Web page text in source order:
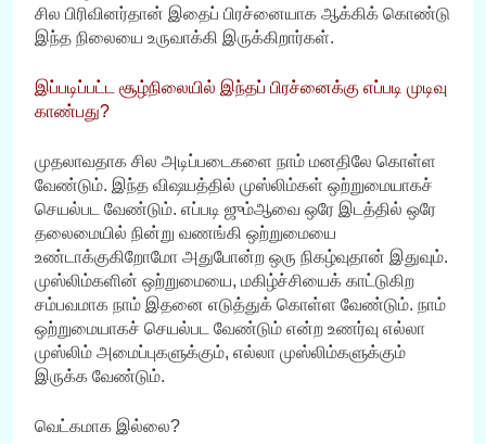
சில பிரிவினர்தான் இதைப் பிரச்னையாக ஆக்கிக் கொண்டு
இந்த நிலையை உருவாக்கி இருக்கிறார்கள்.
இப்படிப்பட்ட சூழ்நிலையில் இந்தப் பிரச்னைக்கு எப்படி முடிவு
காண்பது?
முதலாவதாக சில அடிப்படைகளை நாம் மனதிலே கொள்ள
வேண்டும். இந்த விஷயத்தில் முஸ்லிம்கள் ஒற்றுமையாகச்
செயல்பட வேண்டும். எப்படி ஜும்ஆவை ஒரே இடத்தில் ஒரே
தலைமையில் நின்று வணங்கி ஒற்றுமையை
உண்டாக்குகிறோமோ அதுபோன்ற ஒரு நிகழ்வுதான் இதுவும்.
முஸ்லிம்களின் ஒற்றுமையை, மகிழ்ச்சியைக் காட்டுகிற
சம்பவமாக நாம் இதனை எடுத்துக் கொள்ள வேண்டும். நாம்
ஒற்றுமையாகச் செயல்பட வேண்டும் என்ற உணர்வு எல்லா
முஸ்லிம் அமைப்புகளுக்கும், எல்லா முஸ்லிம்களுக்கும்
இருக்க வேண்டும்.
வெட்கமாக இல்லை?